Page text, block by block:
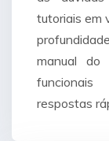
tutoriais em
manual do
respostas